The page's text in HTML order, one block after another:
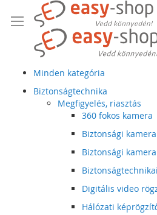
Minden kategória
Biztonságtechnika
Megfigyelés, riasztás
360 fokos kamera
Biztonsági kamera
Biztonsági
Digitális video
Hálózati